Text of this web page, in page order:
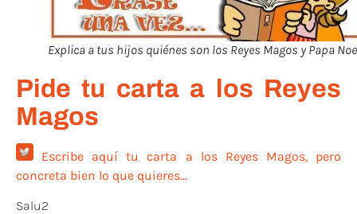
Explica a tus hijos quiénes son los Reyes Magos y Papa
Pide tu carta a los Reyes
Magos
Escribe aquí tu carta a los Reyes Magos, pero
concreta bien lo que quieres…
Salu2